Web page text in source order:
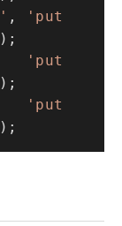
,
'put
);
'put
);
'put
);